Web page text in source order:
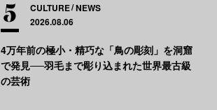
CULTURE NEWS
2026.08.06
4万年前の極小・精巧な「鳥の彫刻」を洞窟
で発見──羽毛まで彫り込まれた世界最古級
の芸術